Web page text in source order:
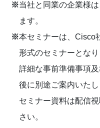
※当社と同業の企業様
ます。
※本セミナーは、Cisco
形式のセミナーとなり
詳細な事前準備事項
後に別途ご案内いたし
セミナー資料は配信
さい。